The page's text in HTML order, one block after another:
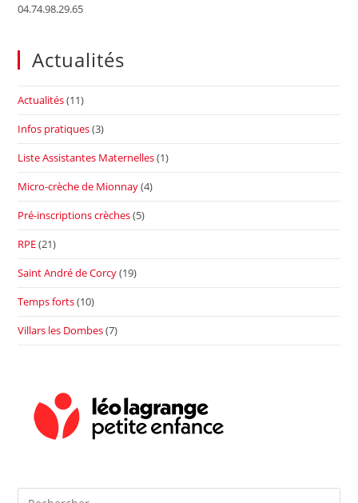
04.74.98.29.65
Actualités
Actualités(11)
Infos pratiques(3)
Liste Assistantes Maternelles(1)
Micro-crèche de Mionnay(4)
Pré-inscriptions crèches(5)
RPE(21)
Saint André de Corcy(19)
Temps forts(10)
Villars les Dombes(7)